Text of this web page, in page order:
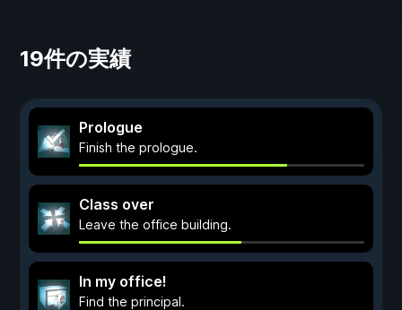
19件の実績
Prologue
Finish the prologue.
Class over
Leave the office building.
In my office!
Find the principal.